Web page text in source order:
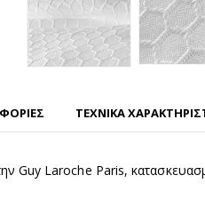
ΤΕΧΝΙΚΑ
Guy Laroche Paris,